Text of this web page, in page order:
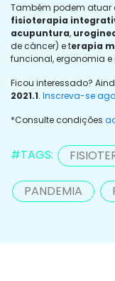
Também podem atuar
fisioterapia
acupuntura,
de câncer) e terapia
funcional, ergonomia
Ficou interessado?
2021.1. Inscreva-se
*Consulte condições
#TAGS:
PANDEMIA